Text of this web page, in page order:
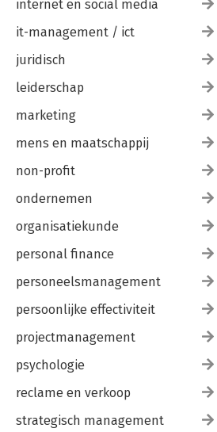
internet en social media
it-management / ict
juridisch
leiderschap
marketing
mens en maatschappij
non-profit
ondernemen
organisatiekunde
personal finance
personeelsmanagement
persoonlijke effectiviteit
projectmanagement
psychologie
reclame en verkoop
strategisch management